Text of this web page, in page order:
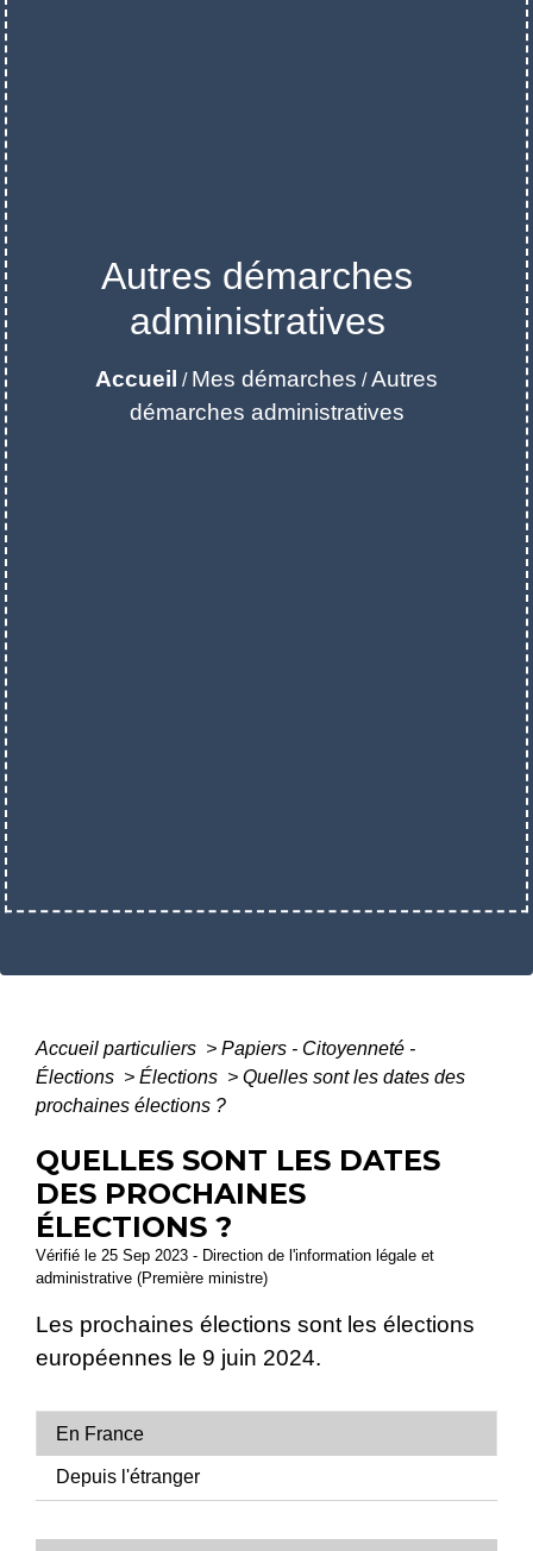
Autres démarches
administratives
Accueil / Mes démarches /Autres
démarches administratives
Accueil particuliers > Papiers - Citoyenneté -
Élections > Élections > Quelles sont les dates des
prochaines élections ?
QUELLES SONT LES DATES
DES PROCHAINES
ÉLECTIONS ?
Vérifié le 25 Sep 2023 - Direction de l'information légale et
administrative (Première ministre)
Les prochaines élections sont les élections
européennes le 9 juin 2024.
En France
Depuis l'étranger